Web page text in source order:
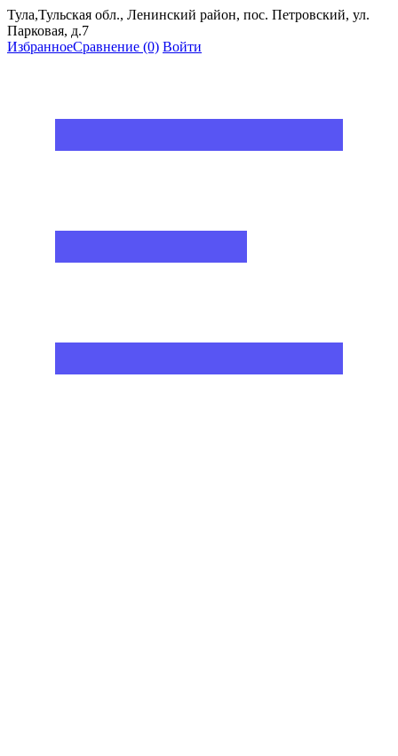
Тула,Тульская обл., Ленинский район, пос. Петровский, ул.
Парковая, д.7
ИзбранноеСравнение (0) Войти